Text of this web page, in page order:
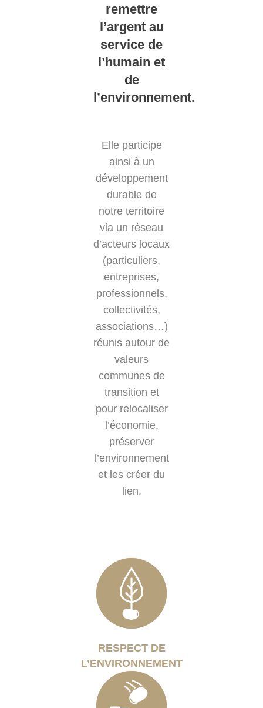
remettre
l’argent au
service de
l’humain et
de
l’environnement.
Elle participe
ainsi à un
développement
durable de
notre territoire
via un réseau
d’acteurs locaux
(particuliers,
entreprises,
professionnels,
collectivités,
associations…)
réunis autour de
valeurs
communes de
transition et
pour relocaliser
l’économie,
préserver
l’environnement
et les créer du
lien.
RESPECT DE
L’ENVIRONNEMENT